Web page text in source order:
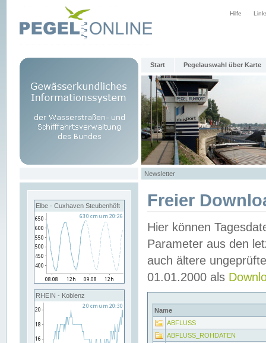
Hilfe
Start Pegelauswahl über Karte
Newsletter
Elbe - Cuxhaven Steubenhöft
RHEIN - Koblenz
Freier
Hier können
Parameter aus den
auch ältere
01.01.2000 als
Name
ABFLUSS
ABFLUSS_ROHDATEN